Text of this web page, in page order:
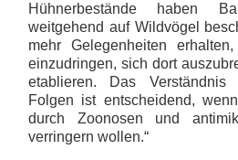
Hühnerbestände haben
weitgehend auf Wildvögel
mehr Gelegenheiten
einzudringen, sich dort
etablieren. Das Verständnis
Folgen ist entscheidend,
durch Zoonosen und
verringern wollen.“